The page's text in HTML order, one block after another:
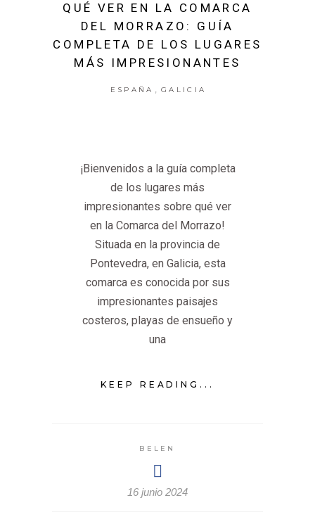
QUÉ VER EN LA COMARCA
DEL MORRAZO: GUÍA
COMPLETA DE LOS LUGARES
MÁS IMPRESIONANTES
ESPAÑA , GALICIA
¡Bienvenidos a la guía completa
de los lugares más
impresionantes sobre qué ver
en la Comarca del Morrazo!
Situada en la provincia de
Pontevedra, en Galicia, esta
comarca es conocida por sus
impresionantes paisajes
costeros, playas de ensueño y
una
KEEP READING...
BELEN
16 junio 2024